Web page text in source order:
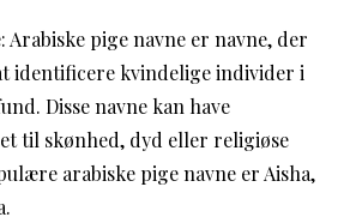
Arabiske pige navne er navne, der
identificere kvindelige individer i
Disse navne kan have
til skønhed, dyd eller religiøse
arabiske pige navne er Aisha,